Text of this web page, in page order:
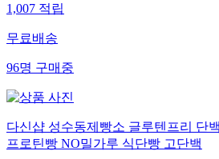
1,007적립
무료배송
96명구매중
다신샵 성수동제빵소 글루텐프리 단
프로틴빵 NO밀가루 식단빵 고단백